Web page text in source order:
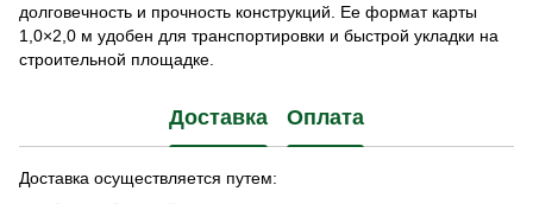
долговечность и прочность конструкций. Ее формат карты
1,0×2,0 м удобен для транспортировки и быстрой укладки на
строительной площадке.
Доставка Оплата
Доставка осуществляется путем: